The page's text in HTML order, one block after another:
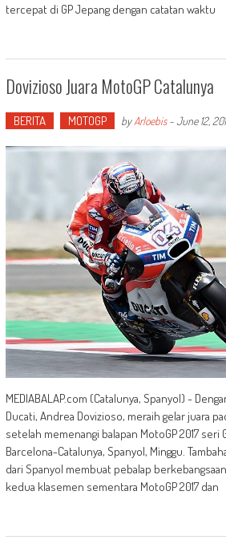
tercepat di GP Jepang dengan catatan waktu
Dovizioso Juara MotoGP Catalunya
BERITA MOTOGP byArloebis-June 12,
MEDIABALAP.com (Catalunya, Spanyol) -
Ducati, Andrea Dovizioso, meraih gelar juara
setelah memenangi balapan MotoGP 2017 seri
Barcelona-Catalunya, Spanyol, Minggu.
dari Spanyol membuat pebalap
kedua klasemen sementara MotoGP 2017 dan